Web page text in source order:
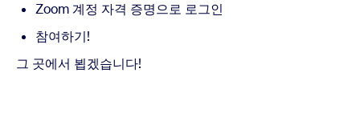
Zoom 계정 자격 증명으로 로그인
참여하기!
그 곳에서 뵙겠습니다!